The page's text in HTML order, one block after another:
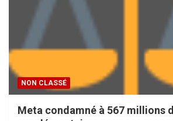
NON CLASSÉ
Meta condamné à 567 millions